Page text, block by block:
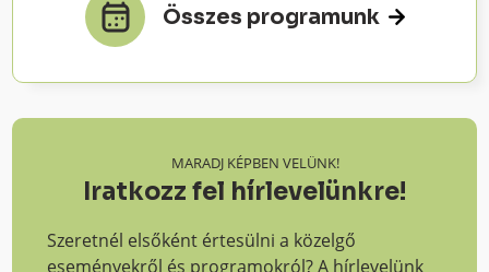
Összes programunk
MARADJ KÉPBEN VELÜNK!
Iratkozz fel hírlevelünkre!
Szeretnél elsőként értesülni a közelgő
eseményekről és programokról? A hírlevelünk